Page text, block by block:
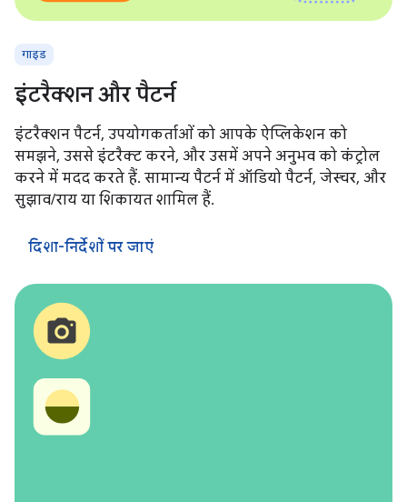
गाइड
इंटरैक्शन और पैटर्न
इंटरैक्शन पैटर्न, उपयोगकर्ताओं को आपके ऐप्लिकेशन को
समझने, उससे इंटरैक्ट करने, और उसमें अपने अनुभव को कंट्रोल
करने में मदद करते हैं. सामान्य पैटर्न में ऑडियो पैटर्न, जेस्चर, और
सुझाव/राय या शिकायत शामिल हैं.
दिशा-निर्देशों पर जाएं